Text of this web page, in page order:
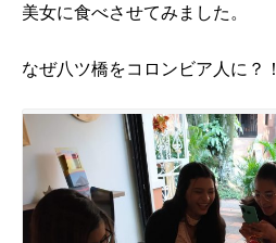
美女に食べさせてみました。
なぜ八ツ橋をコロンビア人に？！